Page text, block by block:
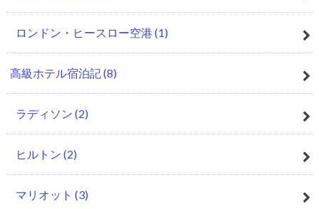
ロンドン・ヒースロー空港 (1)
高級ホテル宿泊記(8)
ラディソン (2)
ヒルトン (2)
マリオット (3)